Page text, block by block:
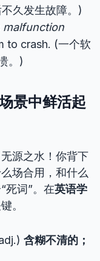
久发生故障。)
malfunction
to crash. (一个软
。)
景中鲜活起
源之水！你背下
场合用，和什么
死词”。在英语学
。
含糊不清的；